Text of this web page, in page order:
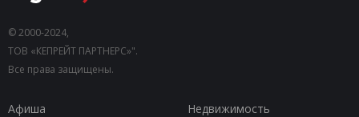
© 2000-2024,
ТОВ «КЕПРЕЙТ ПАРТНЕРС»".
Все права защищены.
Афиша
Недвижимость